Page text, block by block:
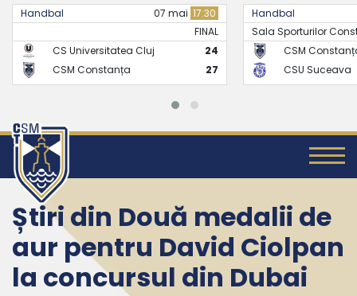
17:30
24
27
Handbal 21 mai
17:30
Sala Sporturilor Constanta -..
FINAL
CSM Constanța
26
CSU Suceava
24
Handbal
CS
CSM
Știri din Două medalii de
aur pentru David Ciolpan
la concursul din Dubai